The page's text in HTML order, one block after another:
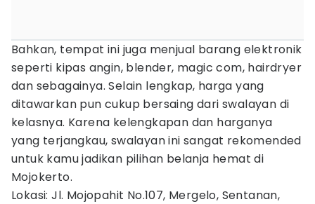
Bahkan, tempat ini juga menjual barang elektronik
seperti kipas angin, blender, magic com, hairdryer
dan sebagainya. Selain lengkap, harga yang
ditawarkan pun cukup bersaing dari swalayan di
kelasnya. Karena kelengkapan dan harganya
yang terjangkau, swalayan ini sangat rekomended
untuk kamu jadikan pilihan belanja hemat di
Mojokerto.
Lokasi: Jl. Mojopahit No.107, Mergelo, Sentanan,